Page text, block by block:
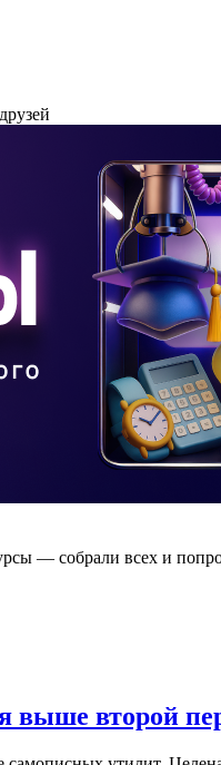
— собрали всех и
второй